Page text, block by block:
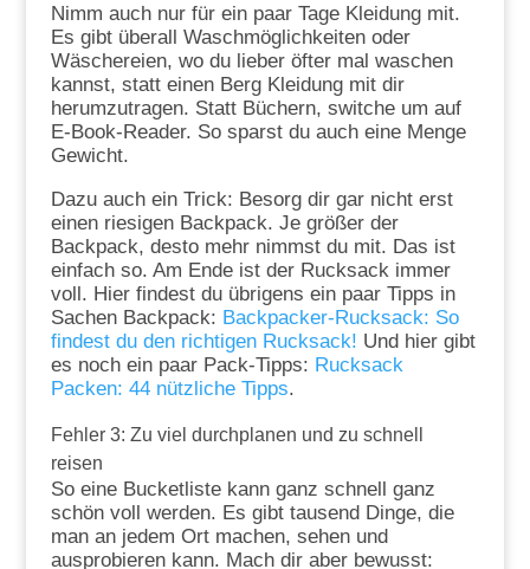
Nimm auch nur für ein paar Tage Kleidung mit.
Es gibt überall Waschmöglichkeiten oder
Wäschereien, wo du lieber öfter mal waschen
kannst, statt einen Berg Kleidung mit dir
herumzutragen. Statt Büchern, switche um auf
E-Book-Reader. So sparst du auch eine Menge
Gewicht.
Dazu auch ein Trick: Besorg dir gar nicht erst
einen riesigen Backpack. Je größer der
Backpack, desto mehr nimmst du mit. Das ist
einfach so. Am Ende ist der Rucksack immer
voll. Hier findest du übrigens ein paar Tipps in
Sachen Backpack: Backpacker-Rucksack: So
findest du den richtigen Rucksack! Und hier gibt
es noch ein paar Pack-Tipps: Rucksack
Packen: 44 nützliche Tipps.
Fehler 3: Zu viel durchplanen und zu schnell
reisen
So eine Bucketliste kann ganz schnell ganz
schön voll werden. Es gibt tausend Dinge, die
man an jedem Ort machen, sehen und
ausprobieren kann. Mach dir aber bewusst: